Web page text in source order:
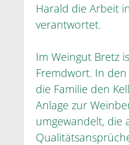
Harald die Arbeit
verantwortet.
Im Weingut Bretz
Fremdwort. In
die Familie den
Anlage zur
umgewandelt, die